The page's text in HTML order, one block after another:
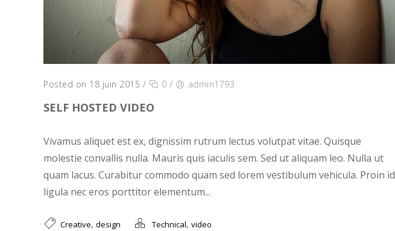
Posted on 18 juin 2015 / 0 / admin1793
SELF HOSTED VIDEO
Vivamus aliquet est ex, dignissim rutrum lectus volutpat vitae. Quisque
molestie convallis nulla. Mauris quis iaculis sem. Sed ut aliquam leo. Nulla ut
quam lacus. Curabitur commodo quam sed lorem vestibulum vehicula. Proin id
ligula nec eros porttitor elementum...
Creative, design Technical, video